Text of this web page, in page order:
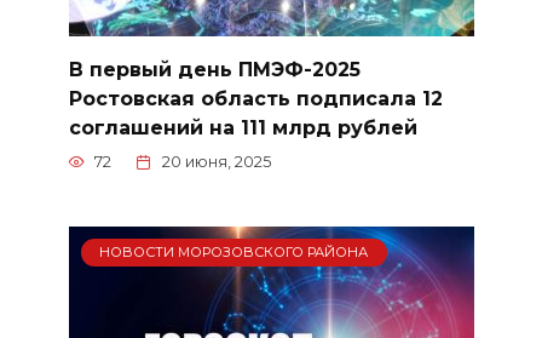
В первый день ПМЭФ-2025
Ростовская область подписала 12
соглашений на 111 млрд рублей
72 20 июня, 2025
НОВОСТИ МОРОЗОВСКОГО РАЙОНА